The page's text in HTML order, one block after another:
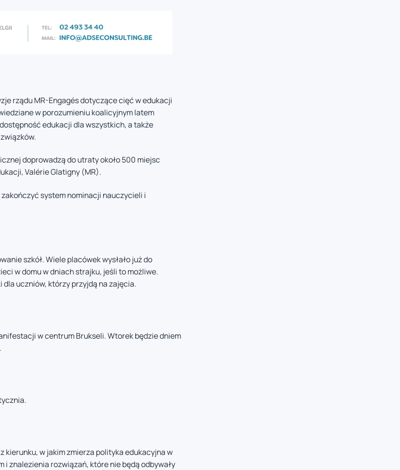
rządu MR-Engagés dotyczące cięć w edukacji
w porozumieniu koalicyjnym latem
edukacji dla wszystkich, a także
doprowadzą do utraty około 500 miejsc
Valérie Glatigny (MR).
system nominacji nauczycieli i
szkół. Wiele placówek wysłało już do
w domu w dniach strajku, jeśli to możliwe.
dla uczniów, którzy przyjdą na zajęcia.
w centrum Brukseli. Wtorek będzie dniem
kierunku, w jakim zmierza polityka edukacyjna w
i znalezienia rozwiązań, które nie będą odbywały